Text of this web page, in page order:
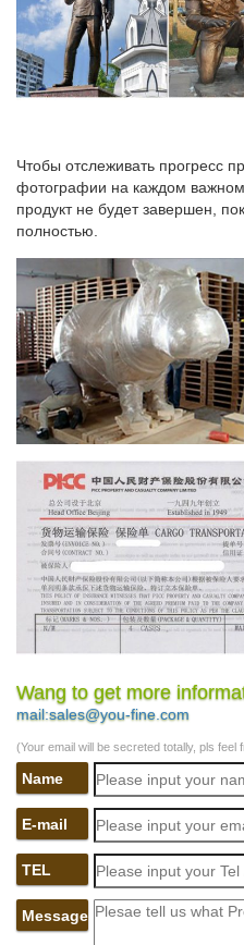
Чтобы отслеживать прогресс
фотографии на каждом
продукт не будет завершен,
полностью.
Wang to get more
mail:sales@you-fine.com
(Your email will be secreted totally, pls feel
Name
E-mail
TEL
Message